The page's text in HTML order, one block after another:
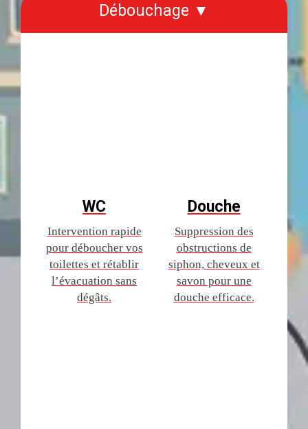
Débouchage ▼
WC
Intervention rapide
pour déboucher vos
toilettes et rétablir
l’évacuation sans
dégâts.
Douche
Suppression des
obstructions de
siphon, cheveux et
savon pour une
douche efficace.